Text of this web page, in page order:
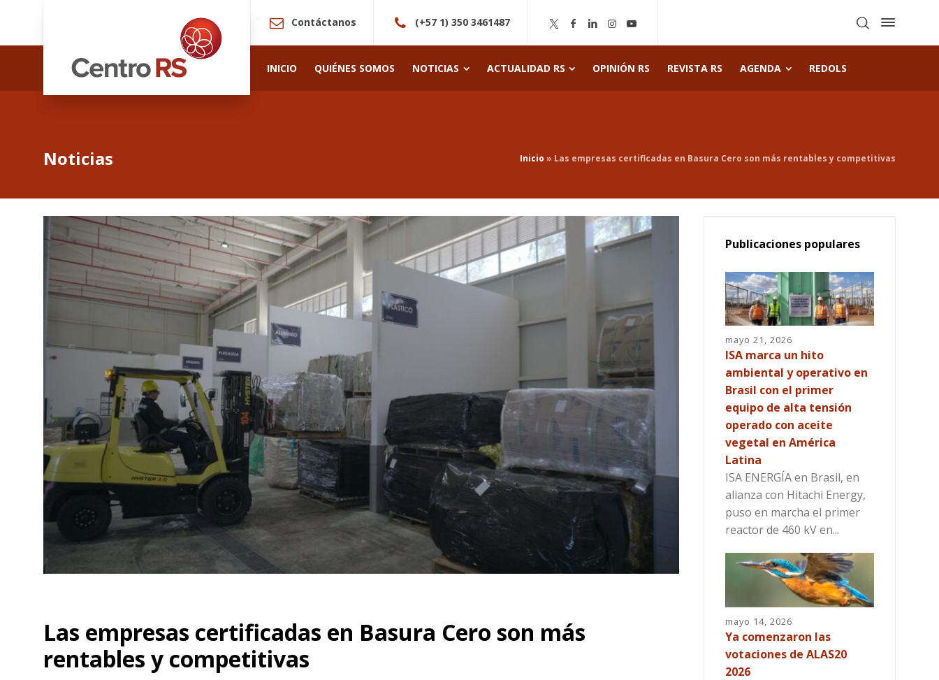
Contáctanos (+57 1) 350 3461487
INICIO QUIÉNES SOMOS NOTICIAS ACTUALIDAD RS OPINIÓN RS REVISTA RS AGENDA REDOLS
Noticias Inicio » Las empresas certificadas en Basura Cero son más rentables y competitivas
Las empresas certificadas en Basura Cero son más
rentables y competitivas
Publicaciones populares
mayo 21, 2026
ISA marca un hito
ambiental y operativo en
Brasil con el primer
equipo de alta tensión
operado con aceite
vegetal en América
Latina
ISA ENERGÍA en Brasil, en
alianza con Hitachi Energy,
puso en marcha el primer
reactor de 460 kV en...
mayo 14, 2026
Ya comenzaron las
votaciones de ALAS20
2026